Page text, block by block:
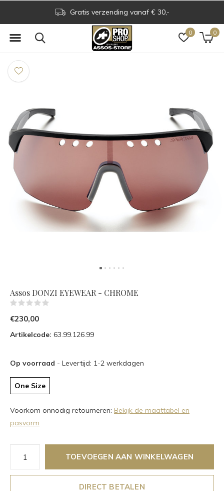
0 0
Gratis verzending vanaf € 30,-
Assos DONZI EYEWEAR - CHROME
€230,00
Artikelcode: 63.99.126.99
Op voorraad - Levertijd: 1-2 werkdagen
One Size
Voorkom onnodig retourneren: Bekijk de maattabel en
pasvorm
TOEVOEGEN AAN WINKELWAGEN
DIRECT BETALEN